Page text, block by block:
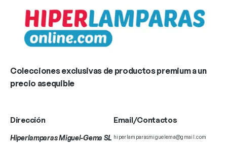
Colecciones exclusivas de productos premium a un
precio asequible
Dirección
Hiperlamparas Miguel-Gema SL
Email/Contactos
hiperlamparasmiguelema@gmail.com